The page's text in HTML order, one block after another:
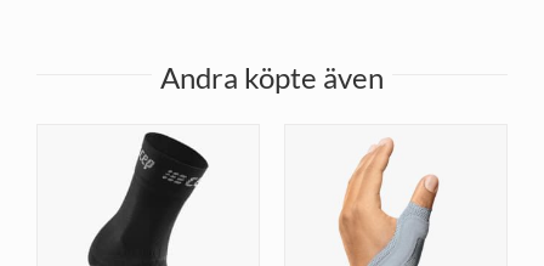
Andra köpte även